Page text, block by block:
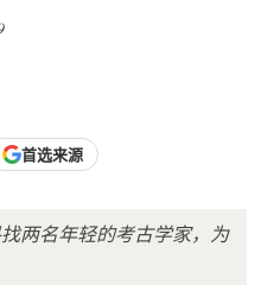
首选来源
两名年轻的考古学家，为